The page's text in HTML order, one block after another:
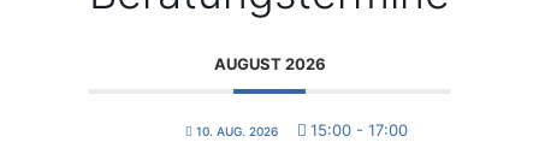
AUGUST 2026
10. AUG. 2026 15:00 - 17:00